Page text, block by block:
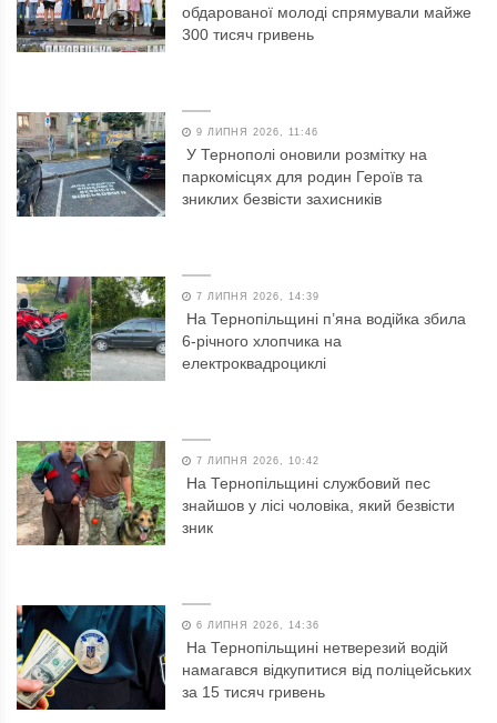
обдарованої молоді спрямували майже
300 тисяч гривень
9 ЛИПНЯ 2026, 11:46
У Тернополі оновили розмітку на
паркомісцях для родин Героїв та
зниклих безвісти захисників
7 ЛИПНЯ 2026, 14:39
На Тернопільщині п’яна водійка збила
6-річного хлопчика на
електроквадроциклі
7 ЛИПНЯ 2026, 10:42
На Тернопільщині службовий пес
знайшов у лісі чоловіка, який безвісти
зник
6 ЛИПНЯ 2026, 14:36
На Тернопільщині нетверезий водій
намагався відкупитися від поліцейських
за 15 тисяч гривень